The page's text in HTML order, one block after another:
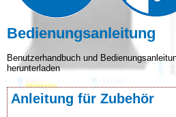
Bedienungsanleitung
Benutzerhandbuch und
herunterladen
Anleitung für Zubehör